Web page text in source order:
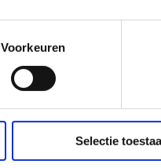
Voorkeuren
Selectie
Kunnen wij u